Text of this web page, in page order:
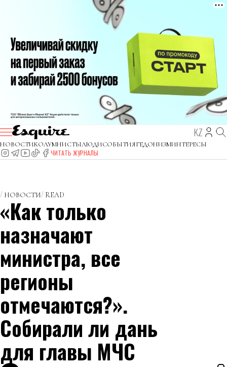
KZ
НОВОСТИКОЛУМНИСТЫЛЮДИСОБЫТИЯГЕДОНИЗМИНТЕРЕСЫ
ЧИТАТЬ ЖУРНАЛЫ
НОВОСТИ READ
«Как только
назначают
министра, все
регионы
отмечаются?».
Собирали ли дань
для главы МЧС